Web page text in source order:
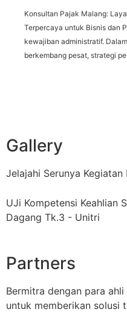
Konsultan Pajak Malang:
Terpercaya untuk Bisnis dan
kewajiban administratif.
berkembang pesat, strategi
Gallery
Jelajahi Serunya Kegiatan
UJi Kompetensi Keahlian
Dagang Tk.3 - Unitri
Partners
Bermitra dengan para
untuk memberikan solusi